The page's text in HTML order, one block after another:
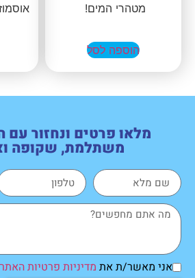
מטהרי המים!
הוספה לסל
מלאו פרטים ונחזור
משתלמת, שקופה
אני מאשר/ת את מדיניות פרטיות האתר